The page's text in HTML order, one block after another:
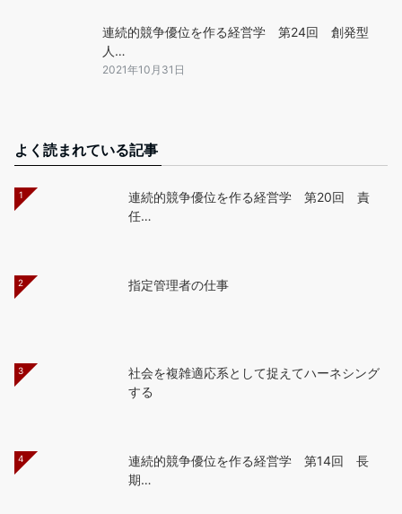
連続的競争優位を作る経営学 第24回 創発型
人…
2021年10月31日
よく読まれている記事
1
連続的競争優位を作る経営学 第20回 責
任…
2 指定管理者の仕事
3
社会を複雑適応系として捉えてハーネシング
する
4
連続的競争優位を作る経営学 第14回 長
期…